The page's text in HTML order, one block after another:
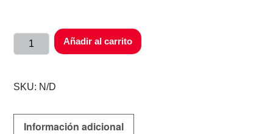
Añadir al carrito
SKU: N/D
Información adicional